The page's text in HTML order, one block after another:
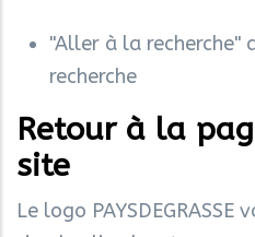
"Aller à la recherche"
recherche
Retour à la
site
Le logo